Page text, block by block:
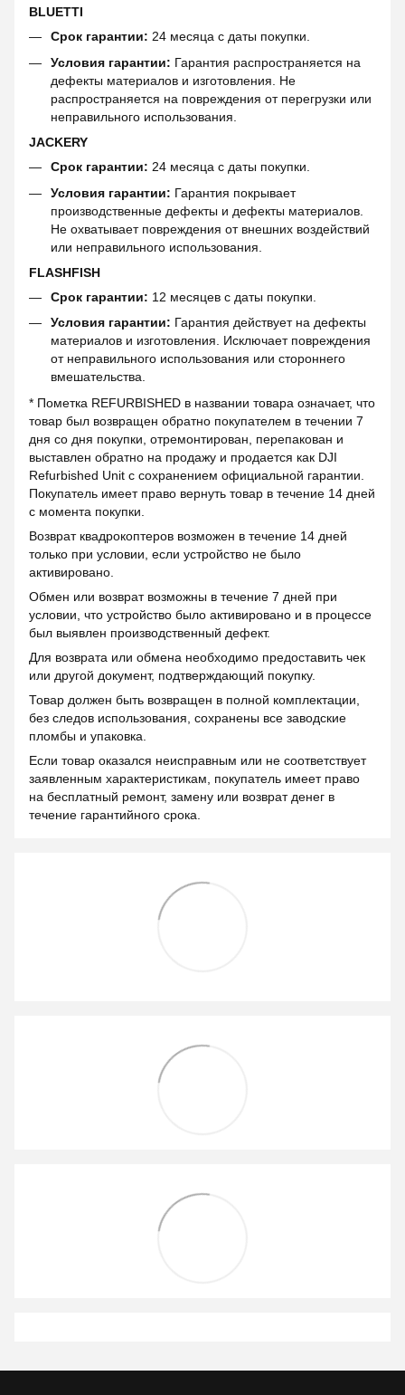
BLUETTI
Срок гарантии: 24 месяца с даты покупки.
Условия гарантии: Гарантия распространяется на
дефекты материалов и изготовления. Не
распространяется на повреждения от перегрузки или
неправильного использования.
JACKERY
Срок гарантии: 24 месяца с даты покупки.
Условия гарантии: Гарантия покрывает
производственные дефекты и дефекты материалов.
Не охватывает повреждения от внешних воздействий
или неправильного использования.
FLASHFISH
Срок гарантии: 12 месяцев с даты покупки.
Условия гарантии: Гарантия действует на дефекты
материалов и изготовления. Исключает повреждения
от неправильного использования или стороннего
вмешательства.
* Пометка REFURBISHED в названии товара означает, что
товар был возвращен обратно покупателем в течении 7
дня со дня покупки, отремонтирован, перепакован и
выставлен обратно на продажу и продается как DJI
Refurbished Unit с сохранением официальной гарантии.
Покупатель имеет право вернуть товар в течение 14 дней
с момента покупки.
Возврат квадрокоптеров возможен в течение 14 дней
только при условии, если устройство не было
активировано.
Обмен или возврат возможны в течение 7 дней при
условии, что устройство было активировано и в процессе
был выявлен производственный дефект.
Для возврата или обмена необходимо предоставить чек
или другой документ, подтверждающий покупку.
Товар должен быть возвращен в полной комплектации,
без следов использования, сохранены все заводские
пломбы и упаковка.
Если товар оказался неисправным или не соответствует
заявленным характеристикам, покупатель имеет право
на бесплатный ремонт, замену или возврат денег в
течение гарантийного срока.